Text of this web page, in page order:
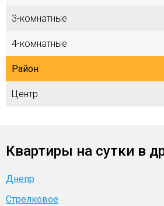
3-комнатные
4-комнатные
Район
Центр
Квартиры на сутки в
Днепр
Стрелковое